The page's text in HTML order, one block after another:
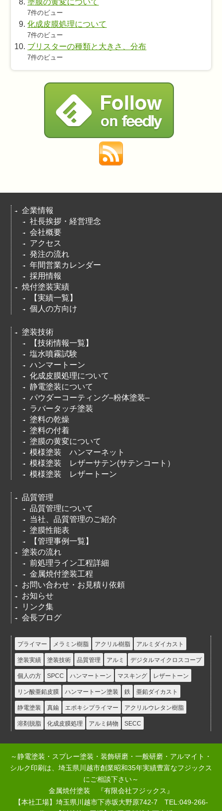
塗膜の黄変について
7件のビュー
化成皮膜処理について
7件のビュー
ブリスターの種類と大きさ、分布
7件のビュー
企業情報
社長挨拶・経営理念
会社概要
アクセス
発注の流れ
年間営業カレンダー
採用情報
焼付塗装実績
【実績一覧】
個人の方向け
塗装技術
【技術情報一覧】
塩水噴霧試験
ハンマートーン
化成皮膜処理について
静電塗装について
パウダーコーティング–粉体塗装–
ラバータッチ塗装
塗料の乾燥
塗料の付着
塗膜の黄変について
模様塗装 ハンマーネット
模様塗装 レザーサテン(サテンコート）
模様塗装 レザートーン
品質管理
品質管理について
当社、品質管理のご紹介
塗膜性能表
【管理事例一覧】
塗装の流れ
前処理ライン工程詳細
金属焼付塗装工程
お問い合わせ・お見積り依頼
お知らせ
リンク集
会長ブログ
プライマー メラミン樹脂 アクリル樹脂 アルミダイカスト
塗装実績 塗装技術 品質管理 アルミ デジタルマイクロスコープ
個人の方 SPCC ハンマートーン マスキング レザートーン
リン酸亜鉛皮膜 ハンマートーン塗装 鉄 亜鉛ダイカスト
静電塗装 真鍮 エポキシプライマー アクリルウレタン樹脂
溶剤脱脂 化成皮膜処理 アルミ鋳物 SECC
～静電塗装・スプレー塗装・装飾研磨・一般研磨・アルマイト・
シルク印刷は、埼玉県川越市創業昭和35年実績豊富なフジックス
にご相談下さい～
金属焼付塗装 『有限会社フジックス』
【本社工場】埼玉県川越市下赤坂大野原742-7 TEL:049-266-